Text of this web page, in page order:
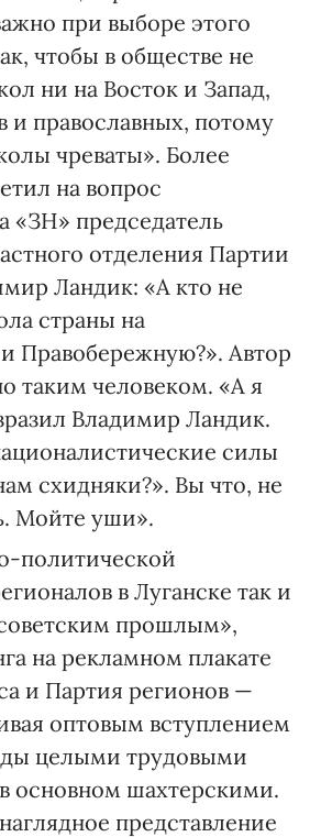
при выборе этого
чтобы в обществе не
ни на Восток и Запад,
и православных, потому
чреваты». Более
на вопрос
«ЗН» председатель
отделения Партии
Ландик: «А кто не
страны на
Правобережную?». Автор
таким человеком. «А я
Владимир Ландик.
силы
схидняки?». Вы что, не
Мойте уши».
политической
в Луганске так и
прошлым»,
на рекламном плакате
и Партия регионов —
оптовым вступлением
целыми трудовыми
основном шахтерскими.
представление